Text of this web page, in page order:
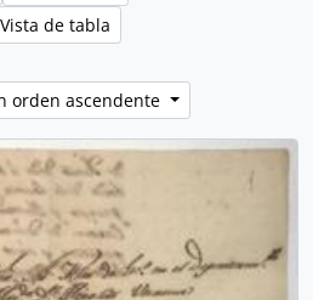
Vista de tabla
orden ascendente